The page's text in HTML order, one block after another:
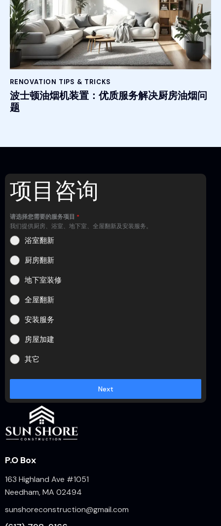
RENOVATION TIPS & TRICKS
波士顿油烟机装置：优质服务解决厨房油烟问
题
项目咨询
请选择您需要的服务项目 *
我们提供厨房、浴室、地下室、全屋翻新及安装服务。
浴室翻新
厨房翻新
地下室装修
全屋翻新
安装服务
房屋加建
其它
Next
P.O Box
163 Highland Ave #1051
Needham, MA 02494
sunshoreconstruction@gmail.com